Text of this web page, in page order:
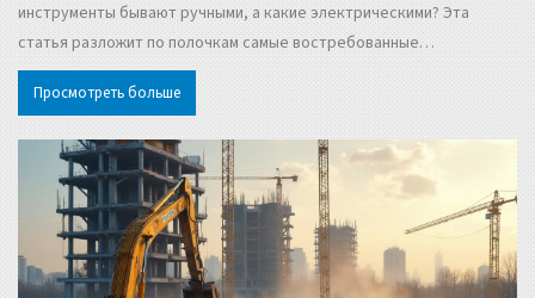
инструменты бывают ручными, а какие электрическими? Эта
статья разложит по полочкам самые востребованные
строительные инструменты, расскажет, для чего они нужны, и
поможет выбрать подходящие решения для дома и работы.
специализированного и на что обращать внимание при выборе.
Несколько неожиданных лайфхаков тоже найдете!
Просмотреть больше